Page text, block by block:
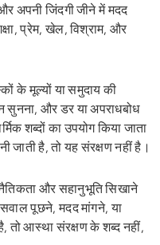
अपनी जिंदगी जीने में मदद
प्रेम, खेल, विश्राम, और
के मूल्यों या समुदाय की
सुनना, और डर या अपराधबोध
शब्दों का उपयोग किया जाता
जाती है, तो यह संरक्षण नहीं है।
और सहानुभूति सिखाने
सवाल पूछने, मदद मांगने, या
तो आस्था संरक्षण के शब्द नहीं,